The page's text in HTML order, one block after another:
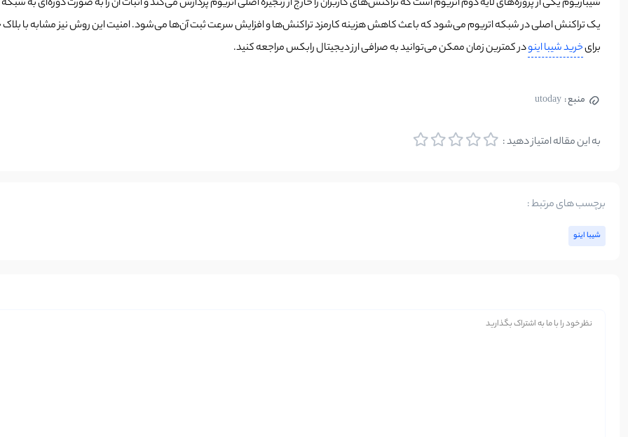
شیباریوم یکی از پروژه‌های لایه دوم اتریوم است که تراکنش‌های کاربران را خارج از زنجیره اصلی اتریوم پردازش می‌کند و اثبات آن را به صورت دوره‌ای به
یک تراکنش اصلی در شبکه اتریوم می‌شود که باعث کاهش هزینه کارمزد تراکنش‌ها و افزایش سرعت ثبت آن‌ها می‌شود. امنیت این روش نیز مشابه با
برایخرید شیبا اینودر کمترین زمان ممکن می‌توانید به صرافی ارز دیجیتال رابکس مراجعه کنید.
منبع : utoday
به این مقاله امتیاز دهید :
برچسب های مرتبط :
شیبا اینو